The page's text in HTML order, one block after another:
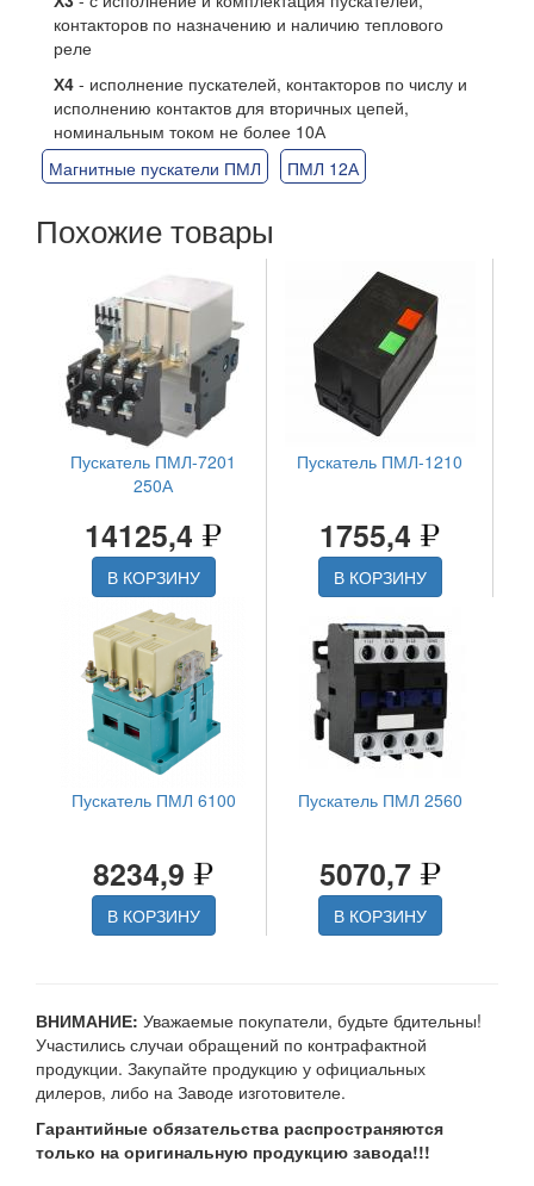
контакторов по назначению и наличию теплового
реле
Х4 - исполнение пускателей, контакторов по числу и
исполнению контактов для вторичных цепей,
номинальным током не более 10А
Магнитные пускатели ПМЛ
ПМЛ 12А
Похожие товары
Пускатель ПМЛ-7201
250А
14125,4
В КОРЗИНУ
Пускатель ПМЛ-1210
1755,4
В КОРЗИНУ
Пускатель ПМЛ 6100
8234,9
В КОРЗИНУ
Пускатель ПМЛ 2560
5070,7
В КОРЗИНУ
ВНИМАНИЕ: Уважаемые покупатели, будьте бдительны!
Участились случаи обращений по контрафактной
продукции. Закупайте продукцию у официальных
дилеров, либо на Заводе изготовителе.
Гарантийные обязательства распространяются
только на оригинальную продукцию завода!!!